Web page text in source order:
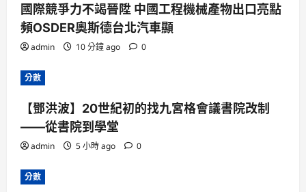
國際競爭力不竭晉陞 中國工程機械產物出口亮點
頻OSDER奧斯德台北汽車顯
admin 10 分鐘 ago 0
分數
【鄧洪波】20世紀初的找九宮格會議書院改制
——從書院到學堂
admin 5 小時 ago 0
分數